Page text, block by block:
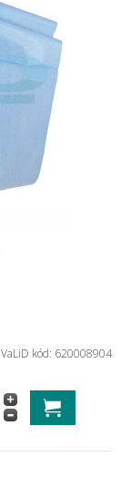
VaLiD kód: 620008904